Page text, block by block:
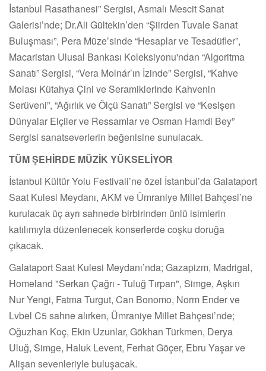
İstanbul Rasathanesi” Sergisi, Asmalı Mescit Sanat
Galerisi’nde; Dr.Ali Gültekin’den “Şiirden Tuvale Sanat
Buluşması”, Pera Müze’sinde “Hesaplar ve Tesadüfler”,
Macaristan Ulusal Bankası Koleksiyonu'ndan “Algoritma
Sanatı” Sergisi, “Vera Molnár’ın İzinde” Sergisi, “Kahve
Molası Kütahya Çini ve Seramiklerinde Kahvenin
Serüveni”, “Ağırlık ve Ölçü Sanatı” Sergisi ve “Kesişen
Dünyalar Elçiler ve Ressamlar ve Osman Hamdi Bey”
Sergisi sanatseverlerin beğenisine sunulacak.
TÜM ŞEHİRDE MÜZİK YÜKSELİYOR
İstanbul Kültür Yolu Festivali’ne özel İstanbul’da Galataport
Saat Kulesi Meydanı, AKM ve Ümraniye Millet Bahçesi’ne
kurulacak üç ayrı sahnede birbirinden ünlü isimlerin
katılımıyla düzenlenecek konserlerde coşku doruğa
çıkacak.
Galataport Saat Kulesi Meydanı’nda; Gazapizm, Madrigal,
Homeland "Serkan Çağrı - Tuluğ Tırpan", Simge, Aşkın
Nur Yengi, Fatma Turgut, Can Bonomo, Norm Ender ve
Lvbel C5 sahne alırken, Ümraniye Millet Bahçesi’nde;
Oğuzhan Koç, Ekin Uzunlar, Gökhan Türkmen, Derya
Uluğ, Simge, Haluk Levent, Ferhat Göçer, Ebru Yaşar ve
Alişan sevenleriyle buluşacak.